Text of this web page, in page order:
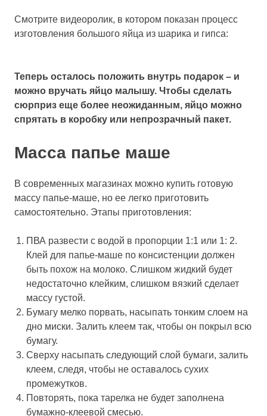
Смотрите видеоролик, в котором показан процесс
изготовления большого яйца из шарика и гипса:
Теперь осталось положить внутрь подарок – и
можно вручать яйцо малышу. Чтобы сделать
сюрприз еще более неожиданным, яйцо можно
спрятать в коробку или непрозрачный пакет.
Масса папье маше
В современных магазинах можно купить готовую
массу папье-маше, но ее легко приготовить
самостоятельно. Этапы приготовления:
ПВА развести с водой в пропорции 1:1 или 1: 2.
Клей для папье-маше по консистенции должен
быть похож на молоко. Слишком жидкий будет
недостаточно клейким, слишком вязкий сделает
массу густой.
Бумагу мелко порвать, насыпать тонким слоем на
дно миски. Залить клеем так, чтобы он покрыл всю
бумагу.
Сверху насыпать следующий слой бумаги, залить
клеем, следя, чтобы не оставалось сухих
промежутков.
Повторять, пока тарелка не будет заполнена
бумажно-клеевой смесью.